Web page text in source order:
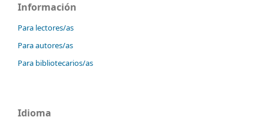
Información
Para lectores/as
Para autores/as
Para bibliotecarios/as
Idioma